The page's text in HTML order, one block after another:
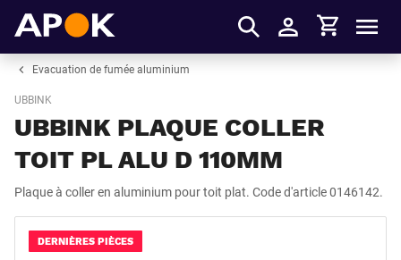
S'identifier
Panier
Evacuation de fumée aluminium
UBBINK
UBBINK PLAQUE COLLER
TOIT PL ALU D 110MM
Plaque à coller en aluminium pour toit plat. Code d'article 0146142.
DERNIÈRES PIÈCES